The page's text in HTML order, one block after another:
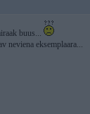
buus...
neviena eksemplaara...